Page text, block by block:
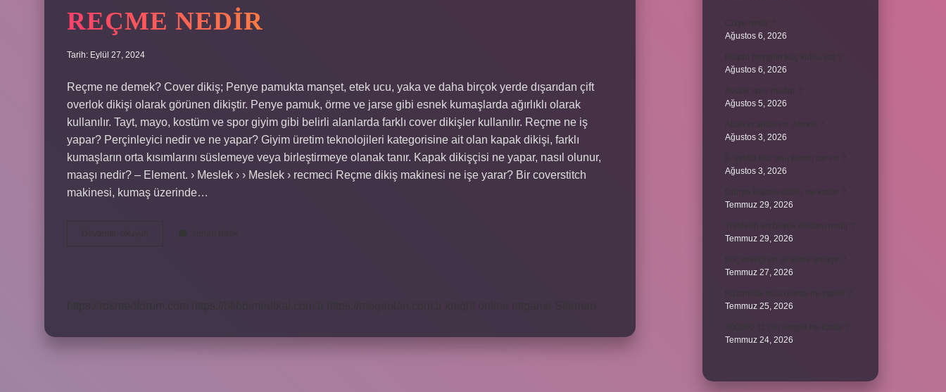
REÇME NEDIR
Tarih: Eylül 27, 2024
Reçme ne demek? Cover dikiş; Penye pamukta manşet, etek ucu, yaka ve daha birçok yerde dışarıdan çift
overlok dikişi olarak görünen dikiştir. Penye pamuk, örme ve jarse gibi esnek kumaşlarda ağırlıklı olarak
kullanılır. Tayt, mayo, kostüm ve spor giyim gibi belirli alanlarda farklı cover dikişler kullanılır. Reçme ne iş
yapar? Perçinleyici nedir ve ne yapar? Giyim üretim teknolojileri kategorisine ait olan kapak dikişi, farklı
kumaşların orta kısımlarını süslemeye veya birleştirmeye olanak tanır. Kapak dikişçisi ne yapar, nasıl olunur,
maaşı nedir? – Element. › Meslek › › Meslek › recmeci Reçme dikiş makinesi ne işe yarar? Bir coverstitch
makinesi, kumaş üzerinde…
Ağustos 6, 2026
Ağustos 6, 2026
Ağustos 5, 2026
Ağustos 3, 2026
Ağustos 3, 2026
Temmuz 29, 2026
Temmuz 29, 2026
Temmuz 27, 2026
Temmuz 25, 2026
Temmuz 24, 2026